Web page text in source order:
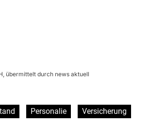
übermittelt durch news aktuell
Personalie Versicherung